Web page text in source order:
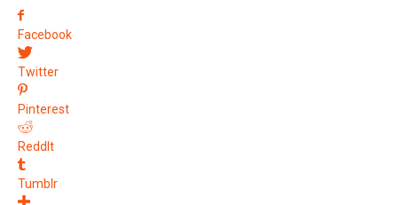
Facebook
Twitter
Pinterest
ReddIt
Tumblr